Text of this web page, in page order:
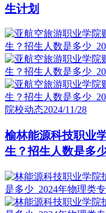
生计划
院校动态2024/11/28
榆林能源科技职业
生？招生人数是多